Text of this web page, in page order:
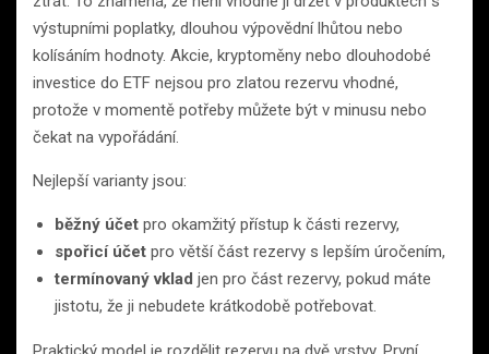
výstupními poplatky, dlouhou výpovědní lhůtou nebo
kolísáním hodnoty. Akcie, kryptoměny nebo dlouhodobé
investice do ETF nejsou pro zlatou rezervu vhodné,
protože v momentě potřeby můžete být v minusu nebo
čekat na vypořádání.
Nejlepší varianty jsou:
běžný účet pro okamžitý přístup k části rezervy,
spořicí účet pro větší část rezervy s lepším úročením,
termínovaný vklad jen pro část rezervy, pokud máte
jistotu, že ji nebudete krátkodobě potřebovat.